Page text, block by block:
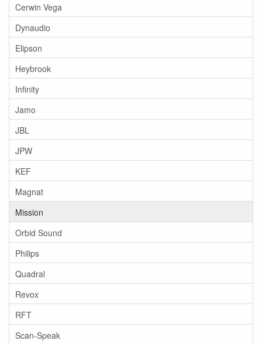
Cerwin Vega
Dynaudio
Elipson
Heybrook
Infinity
Jamo
JBL
JPW
KEF
Magnat
Mission
Orbid Sound
Philips
Quadral
Revox
RFT
Scan-Speak